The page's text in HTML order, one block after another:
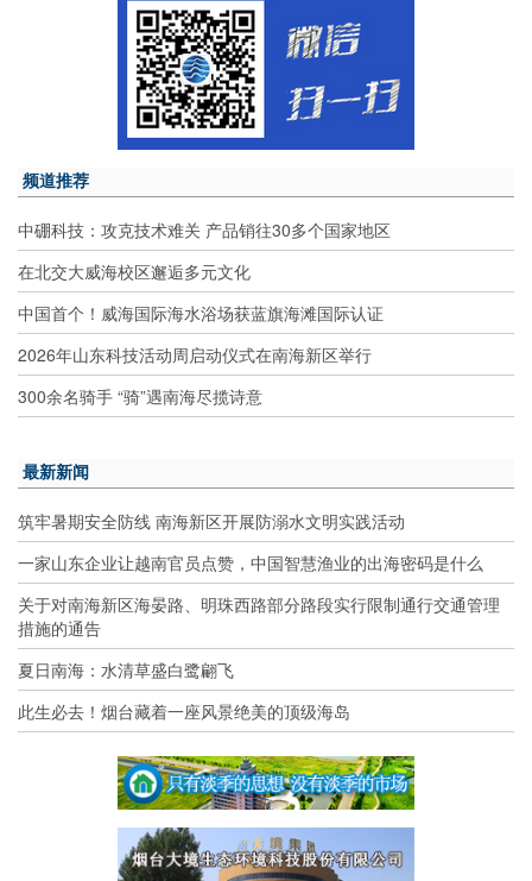
频道推荐
中硼科技：攻克技术难关 产品销往30多个国家地区
在北交大威海校区邂逅多元文化
中国首个！威海国际海水浴场获蓝旗海滩国际认证
2026年山东科技活动周启动仪式在南海新区举行
300余名骑手 “骑”遇南海尽揽诗意
最新新闻
筑牢暑期安全防线 南海新区开展防溺水文明实践活动
一家山东企业让越南官员点赞，中国智慧渔业的出海密码是什么
关于对南海新区海晏路、明珠西路部分路段实行限制通行交通管理
措施的通告
夏日南海：水清草盛白鹭翩飞
此生必去！烟台藏着一座风景绝美的顶级海岛